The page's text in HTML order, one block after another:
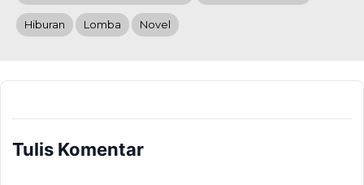
Hiburan Lomba Novel
Tulis Komentar